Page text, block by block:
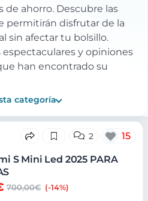
ahorro. Descubre las
permitirán disfrutar de la
sin afectar tu bolsillo.
y opiniones
han encontrado su
categoría
2 15
S Mini Led 2025 PARA
700,00€ (-14%)